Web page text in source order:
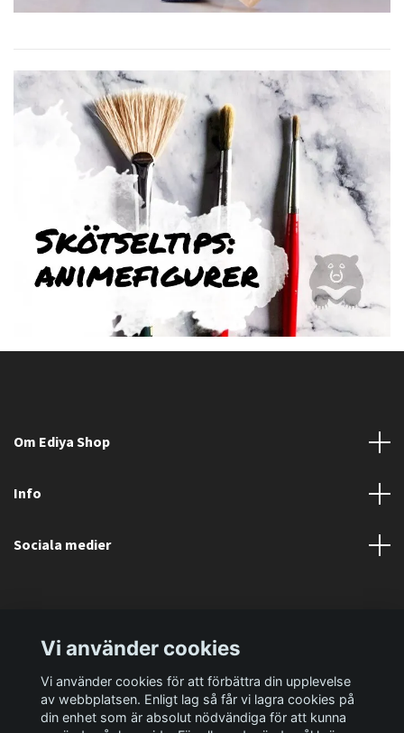
Om Ediya Shop
Info
Sociala medier
Vi använder cookies
Vi använder cookies för att förbättra din upplevelse
av webbplatsen. Enligt lag så får vi lagra cookies på
din enhet som är absolut nödvändiga för att kunna